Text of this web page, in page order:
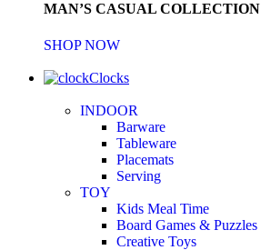
MAN’S CASUAL COLLECTION
SHOP NOW
Clocks
INDOOR
Barware
Tableware
Placemats
Serving
TOY
Kids Meal Time
Board Games & Puzzles
Creative Toys